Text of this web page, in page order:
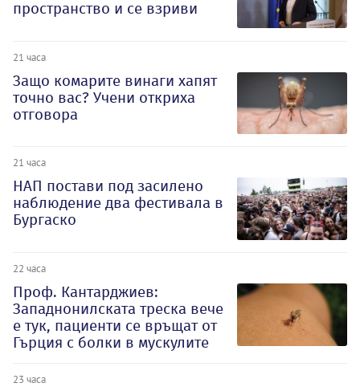
пространство и се взриви
21 часа
Защо комарите винаги хапят
точно вас? Учени откриха
отговора
21 часа
НАП постави под засилено
наблюдение два фестивала в
Бургаско
22 часа
Проф. Кантарджиев:
Западнонилската треска вече
е тук, пациенти се връщат от
Гърция с болки в мускулите
23 часа